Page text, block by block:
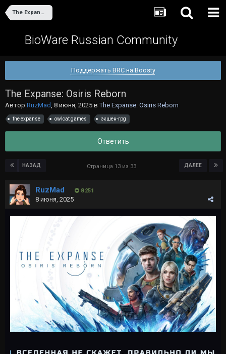
The Expanse: Osiris Reborn
BioWare Russian Community
Поддержать BRC на Boosty
The Expanse: Osiris Reborn
Автор RuzMad, 8 июня, 2025 вThe Expanse: Osiris Reborn
the expanse owlcat games экшен-rpg
Ответить
НАЗАД ДАЛЕЕ
Страница 13 из 33
RuzMad 8 251
8 июня, 2025